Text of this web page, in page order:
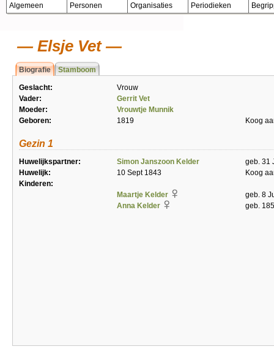
Algemeen Personen Organisaties Periodieken
Elsje Vet
Biografie Stamboom
Geslacht:
Vrouw
Vader:
Gerrit Vet
Moeder:
Vrouwtje Munnik
Geboren:
1819 Koog
Gezin 1
Huwelijkspartner: Simon Janszoon Kelder
geb. 31
Huwelijk:
10 Sept 1843
Koog
Kinderen:
Maartje Kelder
geb. 8
Anna Kelder
geb.